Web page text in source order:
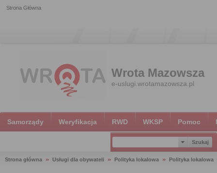
Strona Główna
Wrota Mazowsza
e-uslugi.wrotamazowsza.pl
Samorządy Weryfikacja RWD WKSP Pomoc
Strona główna Usługi dla obywateli Polityka lokalowa Polityka lokalowa